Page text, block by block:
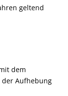
geltend
dem
der Aufhebung